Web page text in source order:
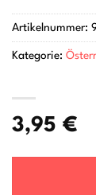
3,95 €
Artikelnummer:
Kategorie: